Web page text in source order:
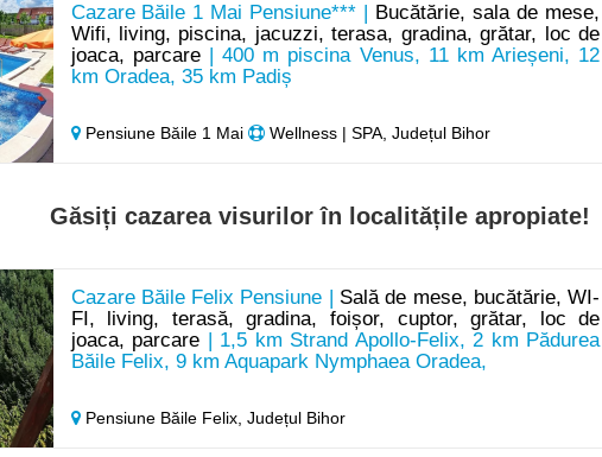
Cazare Băile 1 Mai Pensiune*** |
Bucătărie, sala de mese,
Wifi, living, piscina, jacuzzi, terasa, gradina, grătar, loc de
joaca, parcare| 400 m piscina Venus, 11 km Arieșeni, 12
km Oradea, 35 km Padiș
Pensiune Băile 1 Mai Wellness | SPA, Județul Bihor
Găsiți cazarea visurilor în localitățile apropiate!
Cazare Băile Felix Pensiune | Sală de mese, bucătărie, WI-
FI, living, terasă, gradina, foișor, cuptor, grătar, loc de
joaca, parcare | 1,5 km Strand Apollo-Felix, 2 km Pădurea
Băile Felix, 9 km Aquapark Nymphaea Oradea,
Pensiune Băile Felix, Județul Bihor